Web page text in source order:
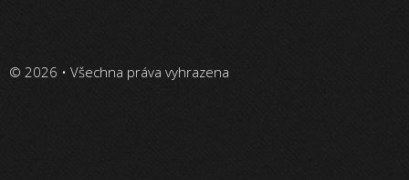
© 2026 • Všechna práva vyhrazena